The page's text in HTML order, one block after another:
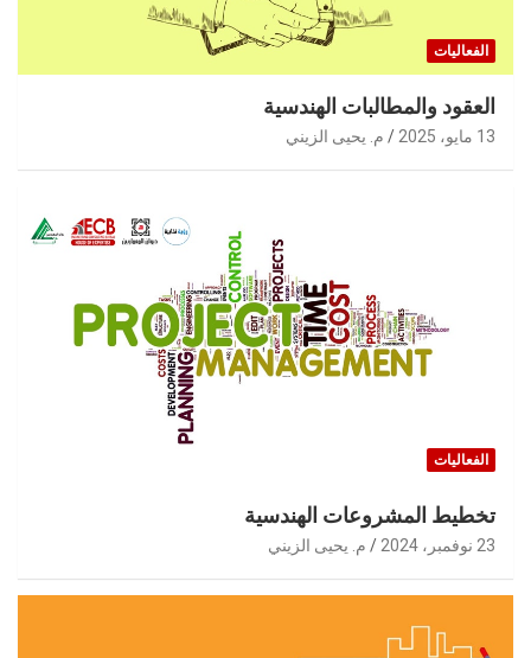
الفعاليات
العقود والمطالبات الهندسية
13 مايو، 2025 م. يحيى الزيني
الفعاليات
تخطيط المشروعات الهندسية
23 نوفمبر، 2024 م. يحيى الزيني